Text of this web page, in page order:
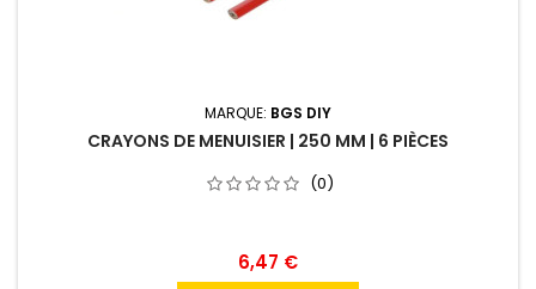
MARQUE: BGS DIY
CRAYONS DE MENUISIER | 250 MM | 6 PIÈCES
(0)
6,47 €